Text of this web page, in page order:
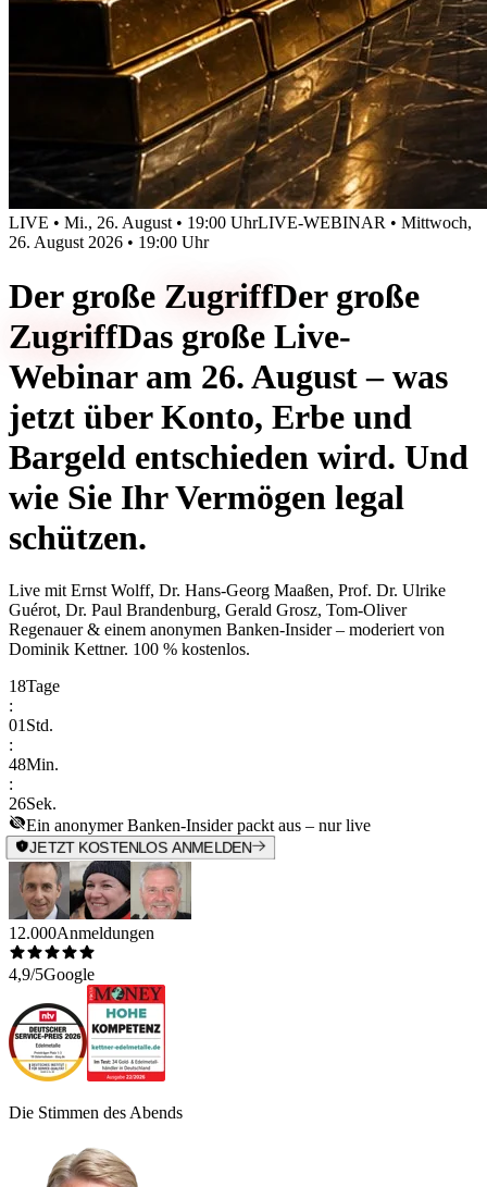
LIVE • Mi., 26. August • 19:00 UhrLIVE-WEBINAR • Mittwoch,
26. August 2026 • 19:00 Uhr
Der große ZugriffDer große
ZugriffDas große Live-
Webinar am 26. August – was
jetzt über Konto, Erbe und
Bargeld entschieden wird. Und
wie Sie Ihr Vermögen legal
schützen.
Live mit Ernst Wolff, Dr. Hans-Georg Maaßen, Prof. Dr. Ulrike
Guérot, Dr. Paul Brandenburg, Gerald Grosz, Tom-Oliver
Regenauer & einem anonymen Banken-Insider– moderiert von
Dominik Kettner. 100 % kostenlos.
18Tage
:
01 Std.
:
48Min.
:
26Sek.
Ein anonymer Banken-Insider packt aus – nur live
JETZT KOSTENLOS ANMELDEN
12.000Anmeldungen
4,9/5Google
Die Stimmen des Abends